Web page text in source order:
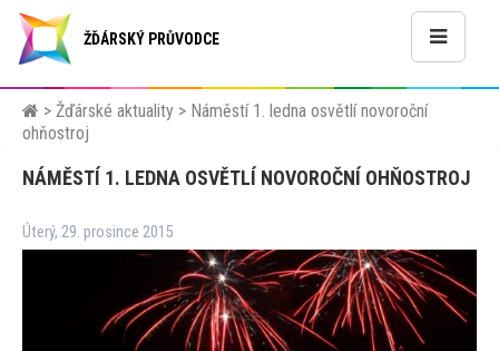
ŽĎÁRSKÝ PRŮVODCE
> Žďárské aktuality > Náměstí 1. ledna osvětlí novoroční
ohňostroj
NÁMĚSTÍ 1. LEDNA OSVĚTLÍ NOVOROČNÍ OHŇOSTROJ
Úterý, 29. prosince 2015